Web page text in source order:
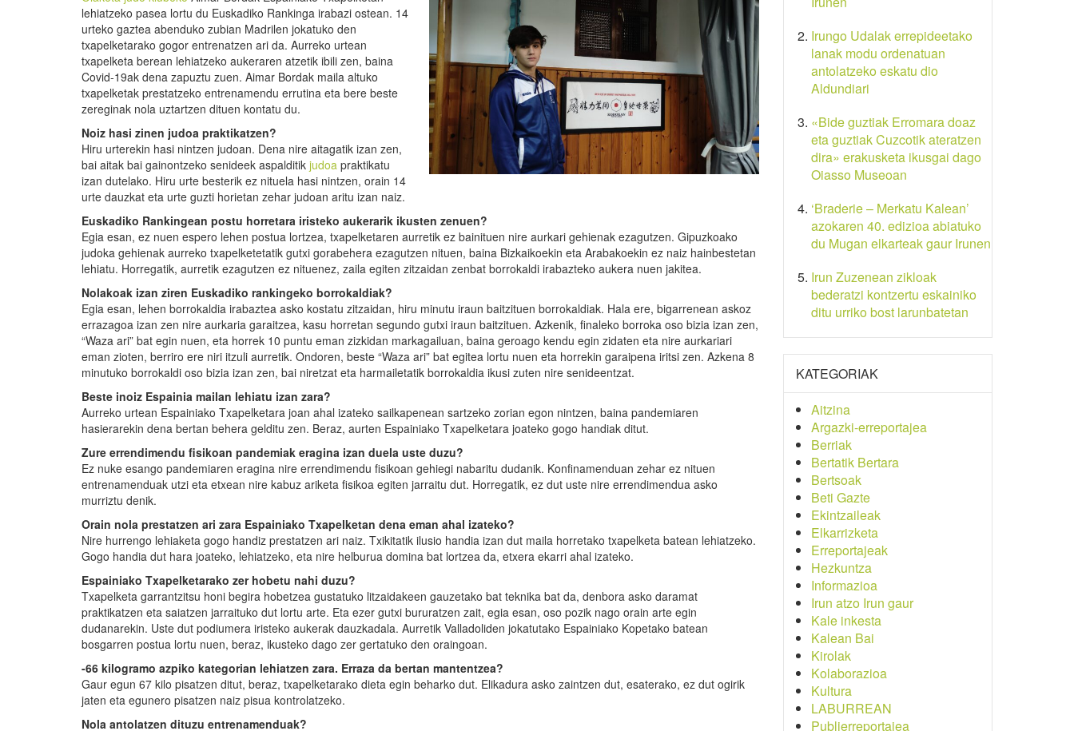
lehiatzeko pasea lortu du Euskadiko Rankinga irabazi ostean. 14
urteko gaztea abenduko zubian Madrilen jokatuko den
txapelketarako gogor entrenatzen ari da. Aurreko urtean
txapelketa berean lehiatzeko aukeraren atzetik ibili zen, baina
Covid-19ak dena zapuztu zuen. Aimar Bordak maila altuko
txapelketak prestatzeko entrenamendu errutina eta bere beste
zereginak nola uztartzen dituen kontatu du.
Noiz hasi zinen judoa praktikatzen?
Hiru urterekin hasi nintzen judoan. Dena nire aitagatik izan zen,
bai aitak bai gainontzeko senideek aspalditik judoa praktikatu
izan dutelako. Hiru urte besterik ez nituela hasi nintzen, orain 14
urte dauzkat eta urte guzti horietan zehar judoan aritu izan naiz.
Euskadiko Rankingean postu horretara iristeko aukerarik ikusten zenuen?
Egia esan, ez nuen espero lehen postua lortzea, txapelketaren aurretik ez bainituen nire aurkari gehienak ezagutzen. Gipuzkoako
judoka gehienak aurreko txapelketetatik gutxi gorabehera ezagutzen nituen, baina Bizkaikoekin eta Arabakoekin ez naiz hainbestetan
lehiatu. Horregatik, aurretik ezagutzen ez nituenez, zaila egiten zitzaidan zenbat borrokaldi irabazteko aukera nuen jakitea.
Nolakoak izan ziren Euskadiko rankingeko borrokaldiak?
Egia esan, lehen borrokaldia irabaztea asko kostatu zitzaidan, hiru minutu iraun baitzituen borrokaldiak. Hala ere, bigarrenean askoz
errazagoa izan zen nire aurkaria garaitzea, kasu horretan segundo gutxi iraun baitzituen. Azkenik, finaleko borroka oso bizia izan zen,
“Waza ari” bat egin nuen, eta horrek 10 puntu eman zizkidan markagailuan, baina geroago kendu egin zidaten eta nire aurkariari
eman zioten, berriro ere niri itzuli aurretik. Ondoren, beste “Waza ari” bat egitea lortu nuen eta horrekin garaipena iritsi zen. Azkena 8
minutuko borrokaldi oso bizia izan zen, bai niretzat eta harmailetatik borrokaldia ikusi zuten nire senideentzat.
Beste inoiz Espainia mailan lehiatu izan zara?
Aurreko urtean Espainiako Txapelketara joan ahal izateko sailkapenean sartzeko zorian egon nintzen, baina pandemiaren
hasierarekin dena bertan behera gelditu zen. Beraz, aurten Espainiako Txapelketara joateko gogo handiak ditut.
Zure errendimendu fisikoan pandemiak eragina izan duela uste duzu?
Ez nuke esango pandemiaren eragina nire errendimendu fisikoan gehiegi nabaritu dudanik. Konfinamenduan zehar ez nituen
entrenamenduak utzi eta etxean nire kabuz ariketa fisikoa egiten jarraitu dut. Horregatik, ez dut uste nire errendimendua asko
murriztu denik.
Orain nola prestatzen ari zara Espainiako Txapelketan dena eman ahal izateko?
Nire hurrengo lehiaketa gogo handiz prestatzen ari naiz. Txikitatik ilusio handia izan dut maila horretako txapelketa batean lehiatzeko.
Gogo handia dut hara joateko, lehiatzeko, eta nire helburua domina bat lortzea da, etxera ekarri ahal izateko.
Espainiako Txapelketarako zer hobetu nahi duzu?
Txapelketa garrantzitsu honi begira hobetzea gustatuko litzaidakeen gauzetako bat teknika bat da, denbora asko daramat
praktikatzen eta saiatzen jarraituko dut lortu arte. Eta ezer gutxi bururatzen zait, egia esan, oso pozik nago orain arte egin
dudanarekin. Uste dut podiumera iristeko aukerak dauzkadala. Aurretik Valladoliden jokatutako Espainiako Kopetako batean
bosgarren postua lortu nuen, beraz, ikusteko dago zer gertatuko den oraingoan.
-66 kilogramo azpiko kategorian lehiatzen zara. Erraza da bertan mantentzea?
Gaur egun 67 kilo pisatzen ditut, beraz, txapelketarako dieta egin beharko dut. Elikadura asko zaintzen dut, esaterako, ez dut ogirik
jaten eta egunero pisatzen naiz pisua kontrolatzeko.
Nola antolatzen dituzu entrenamenduak?
Irungo Udalak errepideetako
lanak modu ordenatuan
antolatzeko eskatu dio
Aldundiari
«Bide guztiak Erromara doaz
eta guztiak Cuzcotik ateratzen
dira» erakusketa ikusgai dago
Oiasso Museoan
‘Braderie – Merkatu Kalean’
azokaren 40. edizioa abiatuko
du Mugan elkarteak gaur Irunen
Irun Zuzenean zikloak
bederatzi kontzertu eskainiko
ditu urriko bost larunbatetan
KATEGORIAK
Aitzina
Argazki-erreportajea
Berriak
Bertatik Bertara
Bertsoak
Beti Gazte
Ekintzaileak
Elkarrizketa
Erreportajeak
Hezkuntza
Informazioa
Irun atzo Irun gaur
Kale inkesta
Kalean Bai
Kirolak
Kolaborazioa
Kultura
LABURREAN
Publierreportajea